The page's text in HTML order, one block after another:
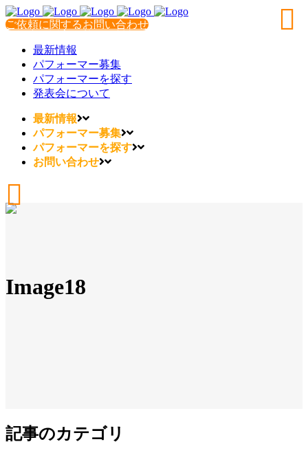
ご依頼に関するお問い合わせ
最新情報
パフォーマー募集
パフォーマーを探す
発表会について
最新情報
パフォーマー募集
パフォーマーを探す
お問い合わせ
Image18
記事のカテゴリ